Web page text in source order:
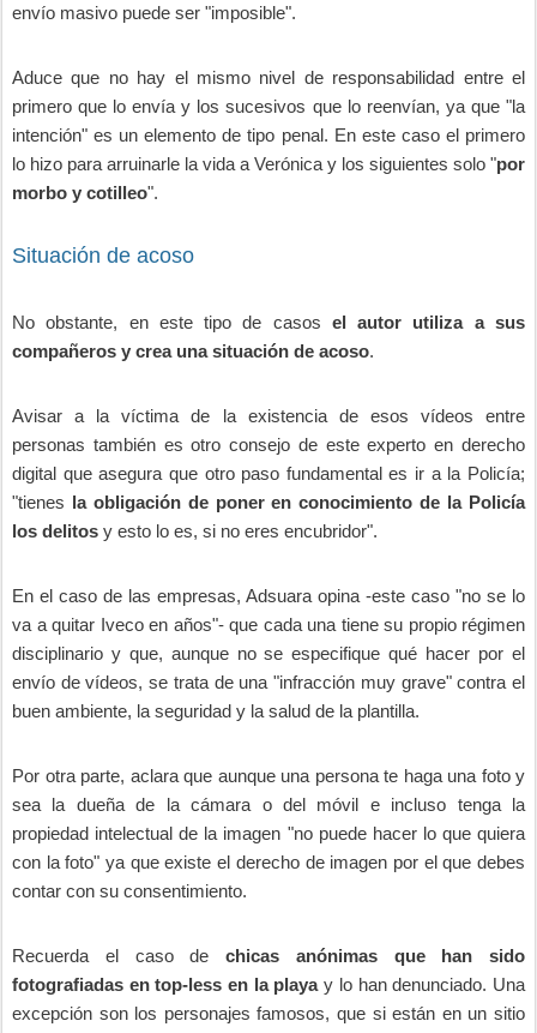
envío masivo puede ser "imposible".
Aduce que no hay el mismo nivel de responsabilidad entre el
primero que lo envía y los sucesivos que lo reenvían, ya que "la
intención" es un elemento de tipo penal. En este caso el primero
lo hizo para arruinarle la vida a Verónica y los siguientes solo "por
morbo y cotilleo".
Situación de acoso
No obstante, en este tipo de casos el autor utiliza a sus
compañeros y crea una situación de acoso.
Avisar a la víctima de la existencia de esos vídeos entre
personas también es otro consejo de este experto en derecho
digital que asegura que otro paso fundamental es ir a la Policía;
"tienes la obligación de poner en conocimiento de la Policía
los delitos y esto lo es, si no eres encubridor".
En el caso de las empresas, Adsuara opina -este caso "no se lo
va a quitar Iveco en años"- que cada una tiene su propio régimen
disciplinario y que, aunque no se especifique qué hacer por el
envío de vídeos, se trata de una "infracción muy grave" contra el
buen ambiente, la seguridad y la salud de la plantilla.
Por otra parte, aclara que aunque una persona te haga una foto y
sea la dueña de la cámara o del móvil e incluso tenga la
propiedad intelectual de la imagen "no puede hacer lo que quiera
con la foto" ya que existe el derecho de imagen por el que debes
contar con su consentimiento.
Recuerda el caso de chicas anónimas que han sido
fotografiadas en top-less en la playay lo han denunciado. Una
excepción son los personajes famosos, que si están en un sitio